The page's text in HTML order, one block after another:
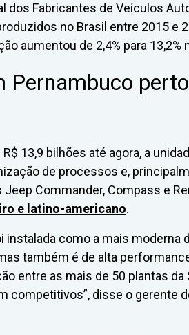
dos Fabricantes de Veículos
no Brasil entre 2015 e
aumentou de 2,4% para 13,2%
Pernambuco
13,9 bilhões até agora, a
de processos e,
Commander, Compass e
e latino-americano.
instalada como a mais moderna
também é de alta
entre as mais de 50 plantas da
competitivos”, disse o gerente